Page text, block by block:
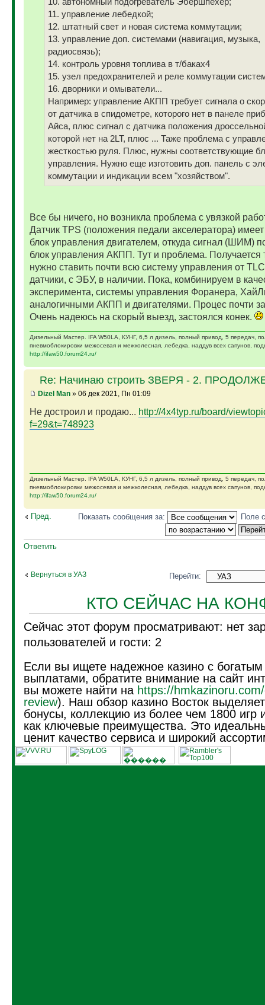
11. управление лебедкой;
12. штатный свет и новая система коммутации;
13. управление доп. системами (навигация, музыка,
радиосвязь);
14. контроль уровня топлива в т/баках4
15. узел предохранителей и реле коммутации
16. дворники и омыватели...
Например: управление АКПП требует сигнала о
от датчика в спидометре, которого нет в панеле
Айса, плюс сигнал с датчика положения
которой нет на 2LT, плюс ... Таже проблема с
жесткостью руля. Плюс, нужны соответствующие
управления. Нужно еще изготовить доп. панель с
коммутации и индикации всем "хозяйством".
Все бы ничего, но возникла проблема с увязкой
Датчик ТPS (положения педали акселератора) имеет
блок управления двигателем, откуда сигнал (ШИМ)
блок управления АКПП. Тут и проблема. Получается
нужно ставить почти всю систему управления от
датчики, с ЭБУ, в наличии. Пока, комбинируем в
эксперимента, системы управления Форанера,
аналогичными АКПП и двигателями. Процес почти
Очень надеюсь на скорый выезд, застоялся конек.
Дизельный Мастер. IFA W50LA, КУНГ, 6,5 л дизель, полный привод, 5 передач,
пневмоблокировки межосевая и межколесная, лебедка, наддув всех сапунов,
http://ifaw50.forum24.ru/
Re: Начинаю строить ЗВЕРЯ - 2.
Dizel Man» 06 дек 2021, Пн 01:09
Не достроил и продаю... http://4x4typ.ru/board/
f=29&t=748923
Дизельный Мастер. IFA W50LA, КУНГ, 6,5 л дизель, полный привод, 5 передач,
пневмоблокировки межосевая и межколесная, лебедка, наддув всех сапунов,
http://ifaw50.forum24.ru/
Пред. Показать сообщения за: Поле
Ответить
Вернуться в УАЗ Перейти:
КТО СЕЙЧАС НА
Сейчас этот форум просматривают: нет
пользователей и гости: 2
Если вы ищете надежное казино с
выплатами, обратите внимание на сайт
вы можете найти на https://
review). Наш обзор казино Восток
бонусы, коллекцию из более чем 1800 игр
как ключевые преимущества. Это
ценит качество сервиса и широкий